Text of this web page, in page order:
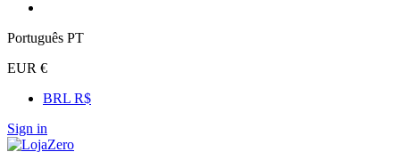
Português PT
EUR €
BRL R$
Sign in